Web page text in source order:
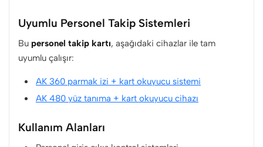
Uyumlu Personel Takip Sistemleri
Bu personel takip kartı, aşağıdaki cihazlar ile tam
uyumlu çalışır:
AK 360 parmak izi + kart okuyucu sistemi
AK 480 yüz tanıma + kart okuyucu cihazı
Kullanım Alanları